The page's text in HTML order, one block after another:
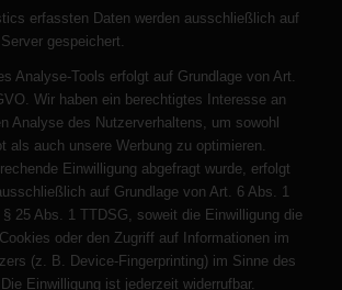
erfassten Daten werden ausschließlich auf
gespeichert.
Analyse-Tools erfolgt auf Grundlage von Art.
Wir haben ein berechtigtes Interesse an
Analyse des Nutzerverhaltens, um sowohl
als auch unsere Werbung zu optimieren.
Einwilligung abgefragt wurde, erfolgt
auf Grundlage von Art. 6 Abs. 1
25 Abs. 1 TTDSG, soweit die Einwilligung die
oder den Zugriff auf Informationen im
(z. B. Device-Fingerprinting) im Sinne des
Einwilligung ist jederzeit widerrufbar.